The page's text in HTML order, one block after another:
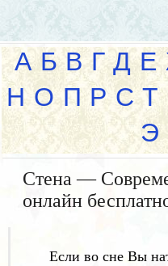
А Б В Г Д Е
Н О П Р С Т
Э
Стена —
онлайн
Если во сне Вы